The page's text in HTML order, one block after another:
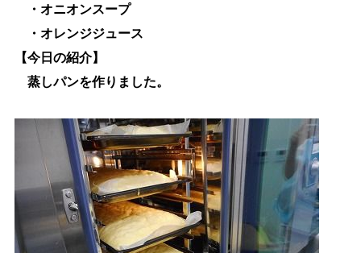
・オニオンスープ
・オレンジジュース
【今日の紹介】
蒸しパンを作りました。